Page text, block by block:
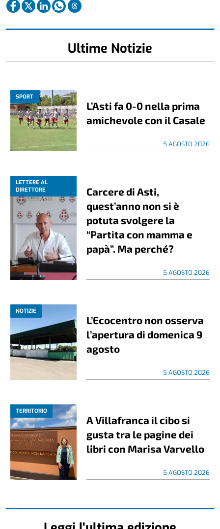
Ultime Notizie
SPORT
L’Asti fa 0-0 nella prima
amichevole con il Casale
5 AGOSTO 2026
LETTERE AL
DIRETTORE
Carcere di Asti,
quest’anno non si è
potuta svolgere la
“Partita con mamma e
papà”. Ma perché?
5 AGOSTO 2026
NOTIZIE
L’Ecocentro non osserva
l’apertura di domenica 9
agosto
5 AGOSTO 2026
TERRITORIO
A Villafranca il cibo si
gusta tra le pagine dei
libri con Marisa Varvello
5 AGOSTO 2026